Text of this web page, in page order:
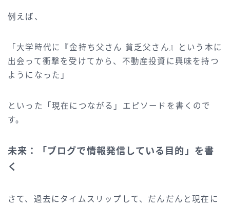
例えば、
「大学時代に『金持ち父さん 貧乏父さん』という本に
出会って衝撃を受けてから、不動産投資に興味を持つ
ようになった」
といった「現在につながる」エピソードを書くので
す。
未来：「ブログで情報発信している目的」を書
く
さて、過去にタイムスリップして、だんだんと現在に